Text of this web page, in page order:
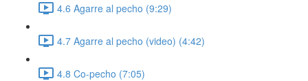
4.6 Agarre al pecho (9:29)
4.7 Agarre al pecho (video) (4:42)
4.8 Co-pecho (7:05)